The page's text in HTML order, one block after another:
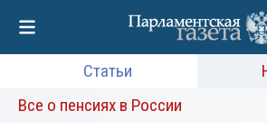
Статьи
Все о пенсиях в России